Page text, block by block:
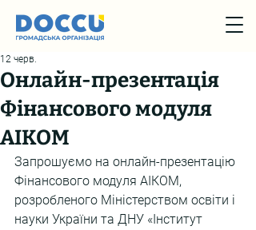
Онлайн-презентація
Фінансового модуля
АІКОМ
12 черв.
Запрошуємо на онлайн-презентацію
Фінансового модуля АІКОМ,
розробленого Міністерством освіти і
науки України та ДНУ «Інститут